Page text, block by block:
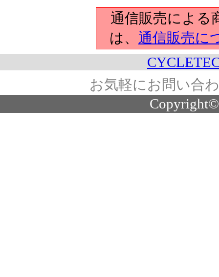
通信販売による
は、 通信販売に
お気軽にお問い合